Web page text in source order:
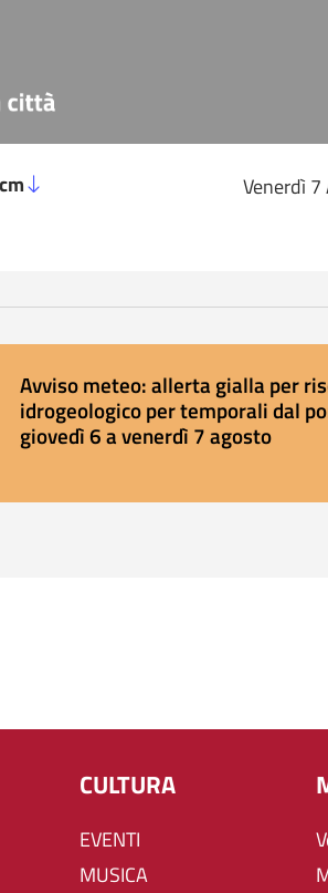
Venerdì
Avviso meteo: allerta gialla per
idrogeologico per temporali dal
giovedì 6 a venerdì 7 agosto
CULTURA
EVENTI
MUSICA